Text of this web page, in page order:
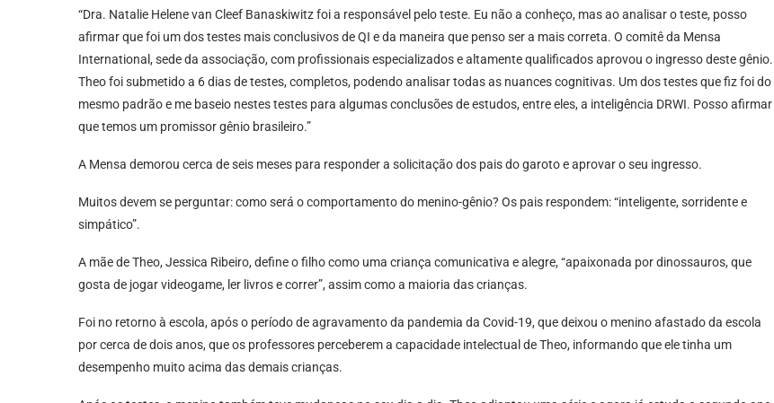
“Dra. Natalie Helene van Cleef Banaskiwitz foi a responsável pelo teste. Eu não a conheço, mas ao analisar o teste, posso
afirmar que foi um dos testes mais conclusivos de QI e da maneira que penso ser a mais correta. O comitê da Mensa
International, sede da associação, com profissionais especializados e altamente qualificados aprovou o ingresso deste gênio.
Theo foi submetido a 6 dias de testes, completos, podendo analisar todas as nuances cognitivas. Um dos testes que fiz foi do
mesmo padrão e me baseio nestes testes para algumas conclusões de estudos, entre eles, a inteligência DRWI. Posso afirmar
que temos um promissor gênio brasileiro.”
A Mensa demorou cerca de seis meses para responder a solicitação dos pais do garoto e aprovar o seu ingresso.
Muitos devem se perguntar: como será o comportamento do menino-gênio? Os pais respondem: “inteligente, sorridente e
simpático”.
A mãe de Theo, Jessica Ribeiro, define o filho como uma criança comunicativa e alegre, “apaixonada por dinossauros, que
gosta de jogar videogame, ler livros e correr”, assim como a maioria das crianças.
Foi no retorno à escola, após o período de agravamento da pandemia da Covid-19, que deixou o menino afastado da escola
por cerca de dois anos, que os professores perceberem a capacidade intelectual de Theo, informando que ele tinha um
desempenho muito acima das demais crianças.